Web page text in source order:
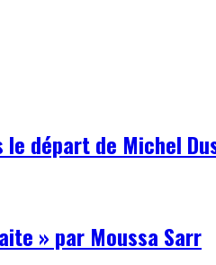
le départ de Michel
» par Moussa Sarr